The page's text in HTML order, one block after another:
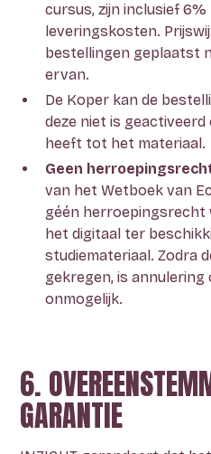
cursus, zijn inclusief
leveringskosten.
bestellingen geplaatst
ervan.
De Koper kan de
deze niet is
heeft tot het materiaal.
Geen
van het Wetboek van
géén herroepingsrecht
het digitaal ter
studiemateriaal. Zodra
gekregen, is
onmogelijk.
6.
GARANTIE